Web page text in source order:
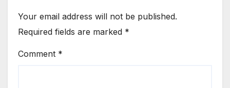
Your email address will not be published.
Required fields are marked *
Comment *